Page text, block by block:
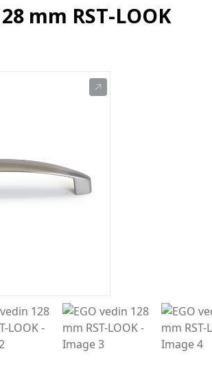
mm RST-LOOK